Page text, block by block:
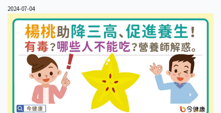
2024-07-04